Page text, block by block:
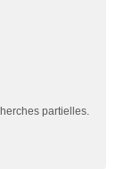
partielles.